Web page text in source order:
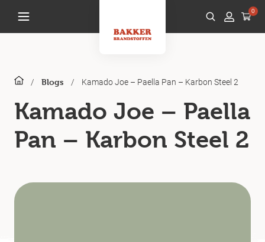
0
/ Blogs / Kamado Joe – Paella Pan – Karbon Steel 2
Kamado Joe – Paella
Pan – Karbon Steel 2